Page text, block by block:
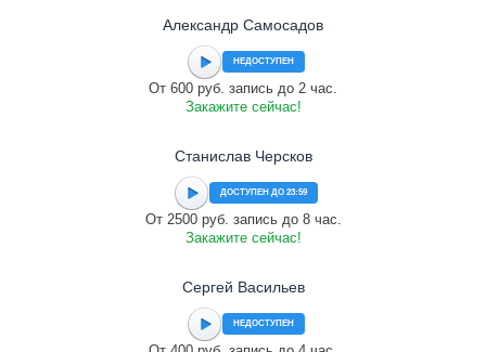
Александр Самосадов
НЕДОСТУПЕН
От 600 руб. запись до 2 час.
Закажите сейчас!
Станислав Черсков
ДОСТУПЕН ДО 23:59
От 2500 руб. запись до 8 час.
Закажите сейчас!
Сергей Васильев
НЕДОСТУПЕН